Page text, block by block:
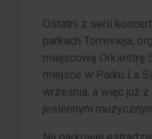
Ostatni z serii
parkach Torrevieja,
miejscową Orkiestrę
miejsce w Parku La
września, a więc już
jesiennym